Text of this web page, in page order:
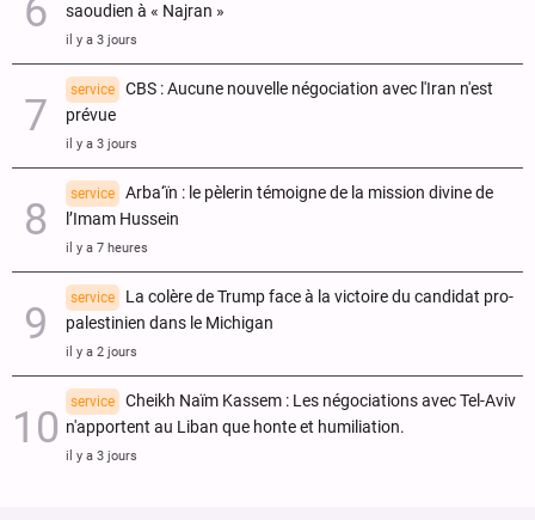
saoudien à « Najran »
il y a 3 jours
service
CBS : Aucune nouvelle négociation avec l'Iran n'est
prévue
il y a 3 jours
service
Arba‘ïn : le pèlerin témoigne de la mission divine de
l’Imam Hussein
il y a 7 heures
service
La colère de Trump face à la victoire du candidat pro-
palestinien dans le Michigan
il y a 2 jours
service
Cheikh Naïm Kassem : Les négociations avec Tel-Aviv
n'apportent au Liban que honte et humiliation.
il y a 3 jours